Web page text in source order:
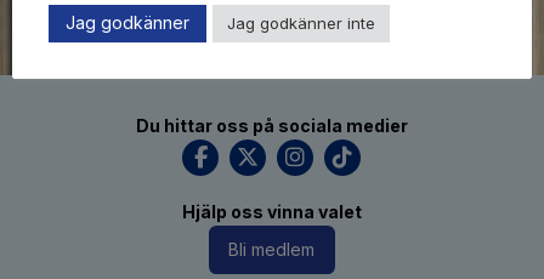
Du hittar oss på sociala medier
Hjälp oss vinna valet
Bli medlem
Jag godkänner Jag godkänner inte